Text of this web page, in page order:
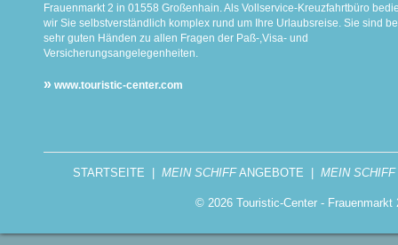
Frauenmarkt 2 in 01558 Großenhain. Als Vollservice-Kreuzfahrtbüro
wir Sie selbstverständlich komplex rund um Ihre Urlaubsreise. Sie sind
sehr guten Händen zu allen Fragen der Paß-,Visa- und
Versicherungsangelegenheiten.
» www.touristic-center.com
STARTSEITE MEIN SCHIFFANGEBOTE MEIN SCHIFF
© 2026 Touristic-Center -